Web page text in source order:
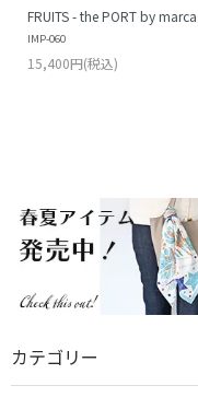
FRUITS - the PORT by marca
IMP-060
15,400円(税込)
カテゴリー